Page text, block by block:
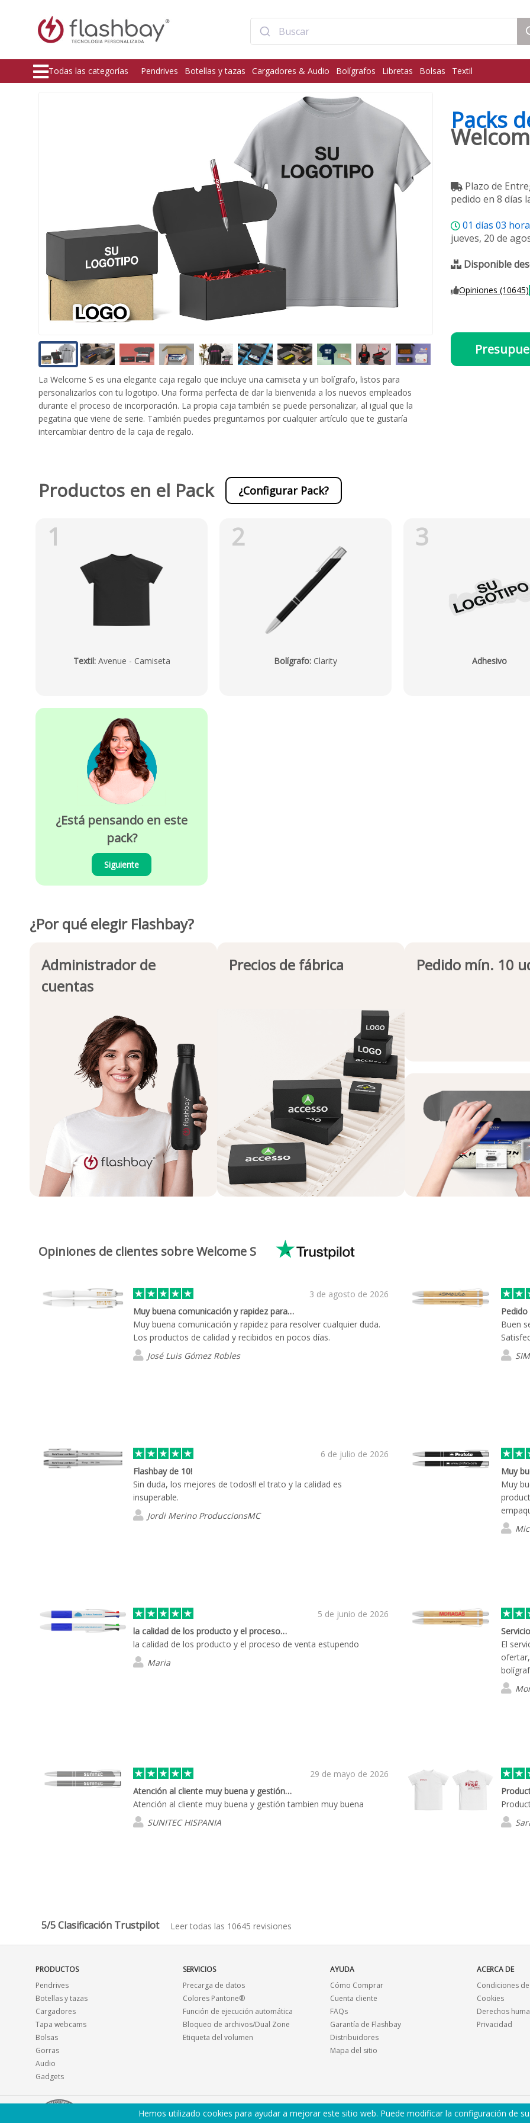
Todas las categorías Pendrives Botellas y tazas Cargadores & Audio Bolígrafos Libretas Bolsas Textil
La Welcome S es una elegante caja regalo que incluye una camiseta y un bolígrafo, listos para
personalizarlos con tu logotipo. Una forma perfecta de dar la bienvenida a los nuevos empleados
durante el proceso de incorporación. La propia caja también se puede personalizar, al igual que la
pegatina que viene de serie. También puedes preguntarnos por cualquier artículo que te gustaría
intercambiar dentro de la caja de regalo.
Packs
Plazo de
pedido en 8 días
01 días 03
jueves, 20 de
Disponible
Opiniones (10645)
Productos en el Pack ¿Configurar Pack?
1
Textil: Avenue - Camiseta
2
Bolígrafo: Clarity
3
Adhesivo
¿Está pensando en este
pack?
Siguiente
¿Por qué elegir Flashbay?
Administrador de
cuentas
Precios de fábrica Pedido mín. 10
Opiniones de clientes sobre Welcome S
3 de agosto de 2026
Muy buena comunicación y rapidez para…
Muy buena comunicación y rapidez para resolver cualquier duda.
Los productos de calidad y recibidos en pocos días.
José Luis Gómez Robles
Buen
6 de julio de 2026
Flashbay de 10!
Sin duda, los mejores de todos!! el trato y la calidad es
insuperable.
Jordi Merino ProduccionsMC
Muy
Muy
5 de junio de 2026
la calidad de los producto y el proceso…
la calidad de los producto y el proceso de venta estupendo
Maria
El
29 de mayo de 2026
Atención al cliente muy buena y gestión…
Atención al cliente muy buena y gestión tambien muy buena
SUNITEC HISPANIA
5/5 Clasificación Trustpilot Leer todas las 10645 revisiones
PRODUCTOS
Pendrives
Botellas y tazas
Cargadores
Tapa webcams
Bolsas
Gorras
Audio
Gadgets
SERVICIOS
Precarga de datos
Colores Pantone®
Función de ejecución automática
Bloqueo de archivos/Dual Zone
Etiqueta del volumen
AYUDA
Cómo Comprar
Cuenta cliente
FAQs
Garantía de Flashbay
Distribuidores
Mapa del sitio
ACERCA DE
Condiciones
Cookies
Derechos
Privacidad
Hemos utilizado cookies para ayudar a mejorar este sitio web. Puede modificar la configuración de